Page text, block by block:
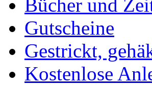
Bücher und
Gutscheine
Gestrickt,
Kostenlose